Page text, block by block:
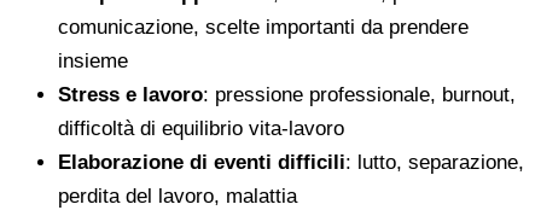
comunicazione, scelte importanti da prendere
insieme
Stress e lavoro: pressione professionale, burnout,
difficoltà di equilibrio vita-lavoro
Elaborazione di eventi difficili: lutto, separazione,
perdita del lavoro, malattia